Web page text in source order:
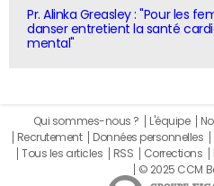
Pr. Alinka Greasley : "Pour les
danser entretient la santé
mental"
Qui sommes-nous ? L'équipe
Recrutement
Données personnelles
Tous les articles
RSS Corrections
© 2025 CCM